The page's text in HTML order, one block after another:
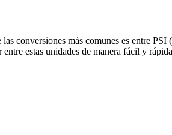
conversiones más comunes es entre
estas unidades de manera fácil y